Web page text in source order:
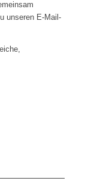
unseren E-Mail-